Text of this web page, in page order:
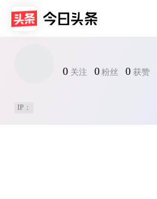
0 关注 0 粉丝 0 获赞
IP：